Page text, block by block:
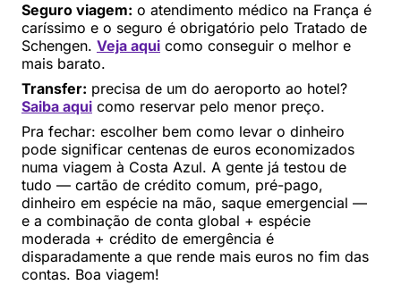
Seguro viagem: o atendimento médico na França é
caríssimo e o seguro é obrigatório pelo Tratado de
Schengen. Veja aqui como conseguir o melhor e
mais barato.
Transfer: precisa de um do aeroporto ao hotel?
Saiba aqui como reservar pelo menor preço.
Pra fechar: escolher bem como levar o dinheiro
pode significar centenas de euros economizados
numa viagem à Costa Azul. A gente já testou de
tudo — cartão de crédito comum, pré-pago,
dinheiro em espécie na mão, saque emergencial —
e a combinação de conta global + espécie
moderada + crédito de emergência é
disparadamente a que rende mais euros no fim das
contas. Boa viagem!